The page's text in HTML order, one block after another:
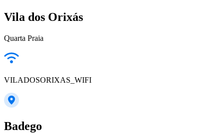
Vila dos Orixás
Quarta Praia
VILADOSORIXAS_WIFI
Badego